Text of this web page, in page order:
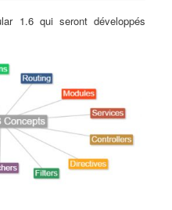
1.6 qui seront développés